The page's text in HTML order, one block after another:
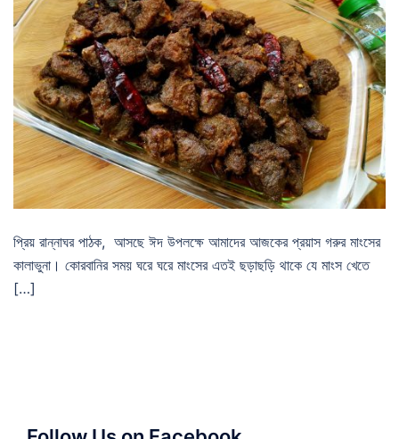
প্রিয় রান্নাঘর পাঠক, আসছে ঈদ উপলক্ষে আমাদের আজকের প্রয়াস গরুর মাংসের
কালাভুনা। কোরবানির সময় ঘরে ঘরে মাংসের এতই ছড়াছড়ি থাকে যে মাংস খেতে
[…]